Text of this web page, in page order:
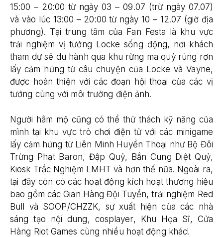
15:00 – 20:00 từ ngày 03 – 09.07 (trừ ngày 07.07)
và vào lúc 13:00 – 20:00 từ ngày 10 – 12.07 (giờ địa
phương). Tại trung tâm của Fan Festa là khu vực
trải nghiệm vị tướng Locke sống động, nơi khách
tham dự sẽ du hành qua khu rừng ma quỷ rùng rợn
lấy cảm hứng từ câu chuyện của Locke và Vayne,
được hoàn thiện với các đoạn hội thoại của các vị
tướng cùng với môi trường điện ảnh.
Người hâm mộ cũng có thể thử thách kỹ năng của
mình tại khu vực trò chơi điện tử với các minigame
lấy cảm hứng từ Liên Minh Huyền Thoại như Bộ Đôi
Trừng Phạt Baron, Đập Quỷ, Bắn Cung Diệt Quỷ,
Kiosk Trắc Nghiệm LMHT và hơn thế nữa. Ngoài ra,
tại đây còn có các hoạt động kích hoạt thương hiệu
bao gồm các Gian Hàng Đội Tuyển, trải nghiệm Red
Bull và SOOP/CHZZK, sự xuất hiện của các nhà
sáng tạo nội dung, cosplayer, Khu Họa Sĩ, Cửa
Hàng Riot Games cùng nhiều hoạt động khác!